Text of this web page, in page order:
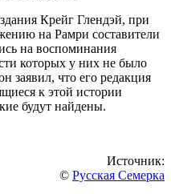
Крейг Глендэй, при
на Рамри составители
на воспоминания
которых у них не было
заявил, что его редакция
к этой истории
будут найдены.
Источник:
© Русская Семерка